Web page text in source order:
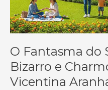
O Fantasma do
Bizarro e
Vicentina